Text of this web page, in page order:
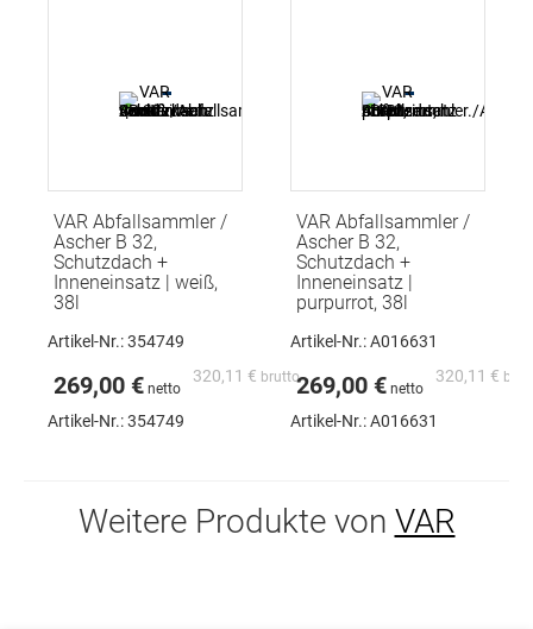
VAR Abfallsammler /
Ascher B 32,
Schutzdach +
Inneneinsatz | weiß,
38l
Artikel-Nr.: 354749
320,11 €
269,00 €
Artikel-Nr.:354749
VAR Abfallsammler /
Ascher B 32,
Schutzdach +
Inneneinsatz |
purpurrot, 38l
Artikel-Nr.: A016631
320,11 €
269,00 €
Artikel-Nr.:A016631
Weitere Produkte von VAR